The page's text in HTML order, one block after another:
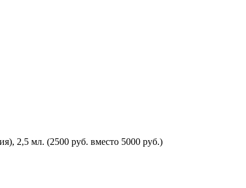
2,5 мл. (2500 руб. вместо 5000 руб.)